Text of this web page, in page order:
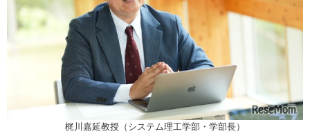
梶川嘉延教授（システム理工学部・学部長）